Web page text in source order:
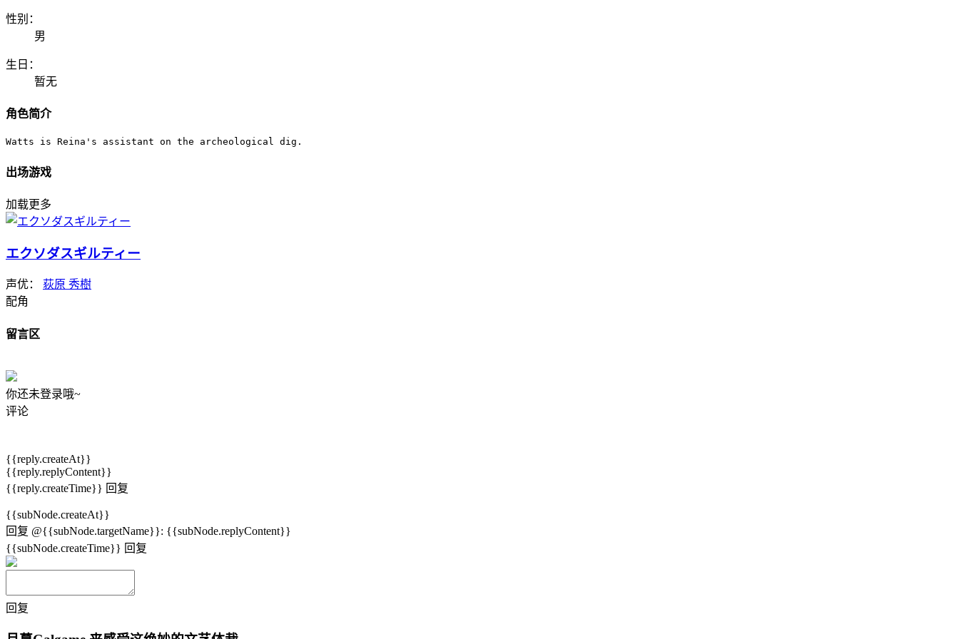
性别：
男
生日：
暂无
角色简介
Watts is Reina's assistant on the archeological dig.
出场游戏
加载更多
エクソダスギルティー
声优： 荻原 秀樹
配角
留言区
你还未登录哦~
评论
{{reply.createAt}}
{{reply.replyContent}}
{{reply.createTime}} 回复
{{subNode.createAt}}
回复 @{{subNode.targetName}}: {{subNode.replyContent}}
{{subNode.createTime}} 回复
回复